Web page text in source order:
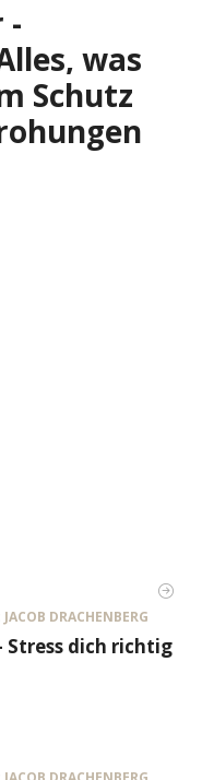
-
was
Schutz
JACOB DRACHENBERG
Stress dich richtig